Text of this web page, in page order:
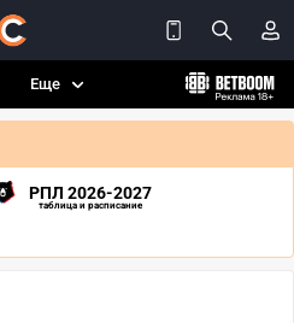
Еще
РПЛ 2026-2027
таблица и расписание